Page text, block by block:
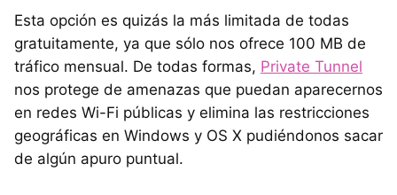
Esta opción es quizás la más limitada de todas
gratuitamente, ya que sólo nos ofrece 100 MB de
tráfico mensual. De todas formas, Private Tunnel
nos protege de amenazas que puedan aparecernos
en redes Wi-Fi públicas y elimina las restricciones
geográficas en Windows y OS X pudiéndonos sacar
de algún apuro puntual.